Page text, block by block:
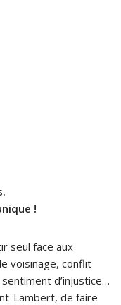
!
seul face aux
voisinage, conflit
d’injustice…
Lambert, de faire